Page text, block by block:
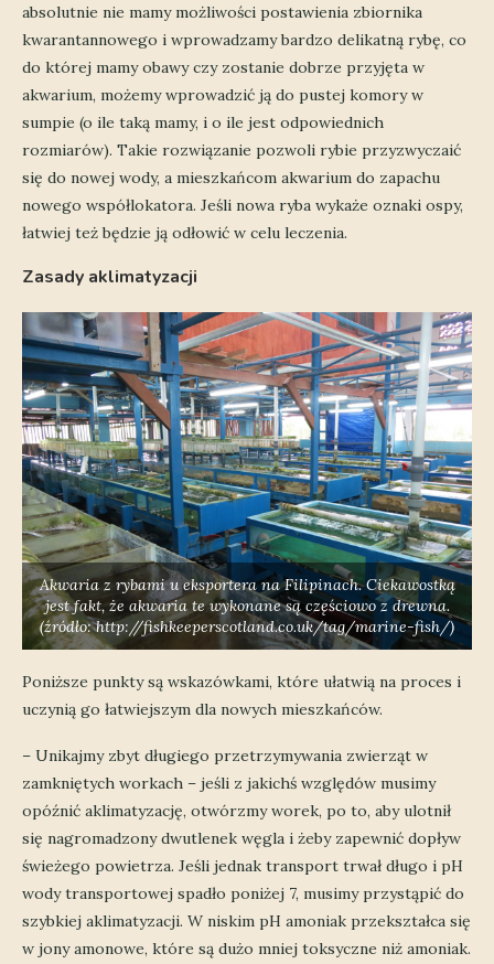
absolutnie nie mamy możliwości postawienia zbiornika
kwarantannowego i wprowadzamy bardzo delikatną rybę, co
do której mamy obawy czy zostanie dobrze przyjęta w
akwarium, możemy wprowadzić ją do pustej komory w
sumpie (o ile taką mamy, i o ile jest odpowiednich
rozmiarów). Takie rozwiązanie pozwoli rybie przyzwyczaić
się do nowej wody, a mieszkańcom akwarium do zapachu
nowego współlokatora. Jeśli nowa ryba wykaże oznaki ospy,
łatwiej też będzie ją odłowić w celu leczenia.
Zasady aklimatyzacji
Akwaria z rybami u eksportera na Filipinach. Ciekawostką
jest fakt, że akwaria te wykonane są częściowo z drewna.
(źródło: http://fishkeeperscotland.co.uk/tag/marine-fish/)
Poniższe punkty są wskazówkami, które ułatwią na proces i
uczynią go łatwiejszym dla nowych mieszkańców.
– Unikajmy zbyt długiego przetrzymywania zwierząt w
zamkniętych workach – jeśli z jakichś względów musimy
opóźnić aklimatyzację, otwórzmy worek, po to, aby ulotnił
się nagromadzony dwutlenek węgla i żeby zapewnić dopływ
świeżego powietrza. Jeśli jednak transport trwał długo i pH
wody transportowej spadło poniżej 7, musimy przystąpić do
szybkiej aklimatyzacji. W niskim pH amoniak przekształca się
w jony amonowe, które są dużo mniej toksyczne niż amoniak.